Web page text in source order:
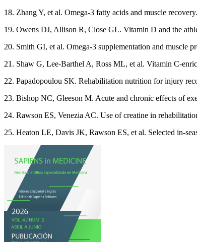
18. Zhang Y, et al. Omega-3 fatty acids and muscle
19. Owens DJ, Allison R, Close GL. Vitamin D and the
20. Smith GI, et al. Omega-3 supplementation and muscle
21. Shaw G, Lee-Barthel A, Ross ML, et al. Vitamin C-
22. Papadopoulou SK. Rehabilitation nutrition for injury
23. Bishop NC, Gleeson M. Acute and chronic effects of
24. Rawson ES, Venezia AC. Use of creatine in
25. Heaton LE, Davis JK, Rawson ES, et al. Selected in-